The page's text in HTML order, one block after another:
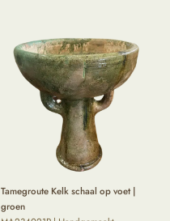
Tamegroute Kelk schaal op voet |
groen